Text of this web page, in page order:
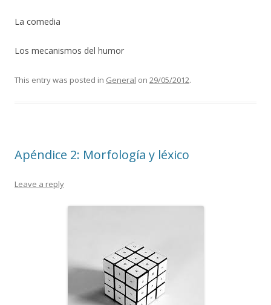
La comedia
Los mecanismos del humor
This entry was posted in General on 29/05/2012.
Apéndice 2: Morfología y léxico
Leave a reply